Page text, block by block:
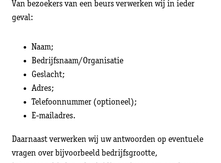
Van bezoekers van een beurs verwerken wij in ieder
geval:
Naam;
Bedrijfsnaam/Organisatie
Geslacht;
Adres;
Telefoonnummer (optioneel);
E-mailadres.
Daarnaast verwerken wij uw antwoorden op eventuele
vragen over bijvoorbeeld bedrijfsgrootte,